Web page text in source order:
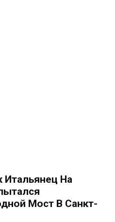
Итальянец На
Мост В Санкт-